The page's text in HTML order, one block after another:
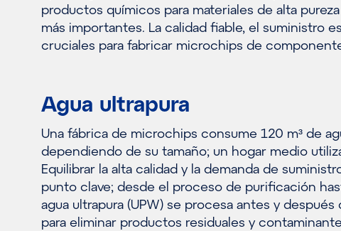
productos químicos para materiales de alta
más importantes. La calidad fiable, el suministro
cruciales para fabricar microchips de
Agua ultrapura
Una fábrica de microchips consume 120 m³ de
dependiendo de su tamaño; un hogar medio
Equilibrar la alta calidad y la demanda de
punto clave; desde el proceso de purificación
agua ultrapura (UPW) se procesa antes y
para eliminar productos residuales y